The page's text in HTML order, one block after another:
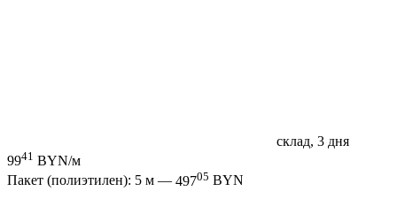
склад, 3 дня
9941 BYN/м
Пакет (полиэтилен): 5 м — 49705 BYN